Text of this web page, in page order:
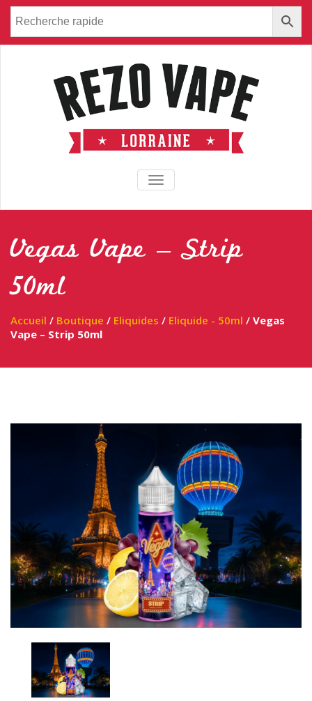
TOGGLE NAVIGATION
Vegas Vape – Strip
50ml
Accueil / Boutique / Eliquides / Eliquide - 50ml / Vegas
Vape – Strip 50ml